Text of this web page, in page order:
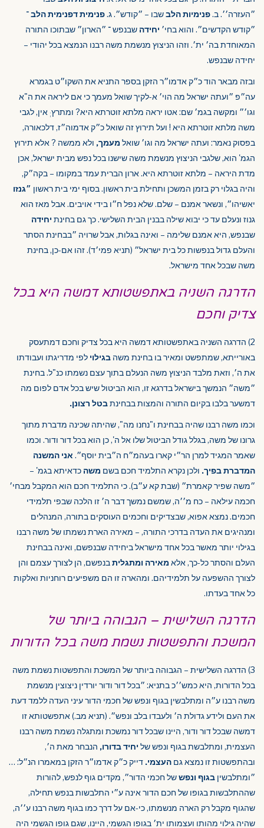
״העזרה׳׳. ב.פנימיות הלבשבו – ״קודש״. ג.פנימית דפנימית הלב־
״קודש הקדשים״. והוא בחי׳ יחידה שבנפש ־ ״הארון״ שבתוכו התורה
המאוחדת בה׳ ית׳. וזהו הניצוץ מנשמת משה רבנו הנמצא בכל יהודי –
יחידה שבנפש.
ובזה מבאר הוד כ״ק אדמו״ר הזקן בספר התניא את השקו״ט בגמרא
עה״פ ״ועתה ישראל מה הוי׳ א-לקיך שואל מעמך כי אם ליראה את ה"א
וגו׳״ ומקשה בגמ׳ שם: אטו יראה מלתא זוטרתא היא? ומתרץ; אין, לגבי
משה מלתא זוטרתא היא ! ועל תירוץ זה שואל כ״ק אדמוה״ז, דלכאורה,
בפסוק נאמר: ועתה ישראל מה וגו׳ שואל מעמך, ולא ממשה ? אלא תירוץ
הגמ' הוא, שלגבי הניצוץ מנשמת משה שישנו בכל נפש מבית ישראל, אכן
מדת היראה – מלתא זוטרתא היא. ארון הברית עמד במקומו – בקה״ק,
והיה בגלוי רק בזמן המשכן ותחילת בית ראשון. בסוף ימי בית ראשון ״גנזו
יאשיהו״, ונשאר אמנם – שלם. שלא נפל ח״ו בידי אויבים. אבל מאז הוא
גנוז ונעלם עד כי יבוא שילה בבנין הבית השלישי. כך גם בחינת יחידה
שבנפש, היא אמנם שלימה – ואינה בגלות, אבל שרויה ״בבחינת הסתר
והעלם גדול בנפשות כל בית ישראל״ (תניא פמי׳ד). זהו אם-כן, בחינת
משה שבכל אחד מישראל.
הדרגה השניה באתפשטותא דמשה היא בכל
צדיק וחכם
2) הדרגה השניה באתפשטותא דמשה היא בכל צדיק וחכם דמתעסק
באורייתא, שמתפשט ומאיר בו בחינת משה בגילוי לפי מדריגתו ועבודתו
את ה׳, וזאת מלבד הניצוץ משה הנעלם בתוך עצם נשמתו כנ"ל. בחינת
״משה״ הנמשך בישראל בדרגא זו, הוא הביטול שיש בכל אדם לפום מה
דמשער בלבו בקיום התורה והמצות בבחינתבטל רצונן.
וכמו משה רבנו שהיה בבחינת ו"נחנו מה", שהיתה שכינה מדברת מתוך
גרונו של משה, בגלל גודל הביטול שלו אל ה', כן הוא בכל דור ודור. וכמו
שאמר המגיד למרן הר״י קארו בעהמ״ח ה״בית יוסף״. אני המשנה
המדברת בפיך. ולכן נקרא התלמיד חכם בשם משה כדאיתא בגמ' –
״משה שפיר קאמרת״ (שבת קא ע״ב). כי התלמיד חכם הוא המקבל מבחי׳
חכמה עילאה – כח מ׳׳ה, שמשם נמשך דבר ה׳ זו הלכה שבפי תלמידי
חכמים. נמצא אפוא, שבצדיקים וחכמים העוסקים בתורה, המנהלים
ומנהיגים את העדה בדרכי התורה, – מאירה הארת נשמתו של משה רבנו
בגילוי יותר מאשר בכל אחד מישראל ביחידה שבנפשם, ואינה בבחינת
העלם והסתר כל-כך, אלא מאירה ומתגליתבנפשם, הן לצורך עצמם והן
לצורך ההשפעה על תלמידיהם. ומהארה זו הם משפיעים רוחניות ואלקות
כל אחד בעדתו.
הדרגה השלישית – הגבוהה ביותר של
המשכת והתפשטות נשמת משה בכל הדורות
3) הדרגה השלישית – הגבוהה ביותר של המשכת והתפשטות נשמת משה
בכל הדורות, היא כמש׳׳כ בתניא: ״בכל דור ודור יורדין ניצוצין מנשמת
משה רבנו ע״ה ומתלבשין בגוף ונפש של חכמי הדור עיני העדה ללמד דעת
את העם ולידע גדולת ה׳ ולעבדו בלב ונפש״. (תניא מב.) אתפשטותא זו
דמשה שבכל דור ודור, היינו שבכל דור נמשכת ומתגלה נשמת משה רבנו
העצמית, ומתלבשת בגוף ונפש של יחיד בדורו, הנבחר מאת ה׳,
ובהתפשטות זו נמצא גם העצמי. דייק כ״ק אדמו״ר הזקן במאמרו הנ״ל: …
״ומתלבשין בגוף ונפששל חכמי הדור״, מקדים גוף לנפש, להורות
שההתלבשות בגופו של חכם הדור אינה ע״י התלבשות בנפש תחילה,
שהגוף מקבל רק הארה מנשמתו, כי-אם על דרך כמו בגוף משה רבנו ע׳׳ה,
שהיה גילוי מהותו ועצמותו ית׳ בגופו הגשמי, היינו, שגם גופו הגשמי היה